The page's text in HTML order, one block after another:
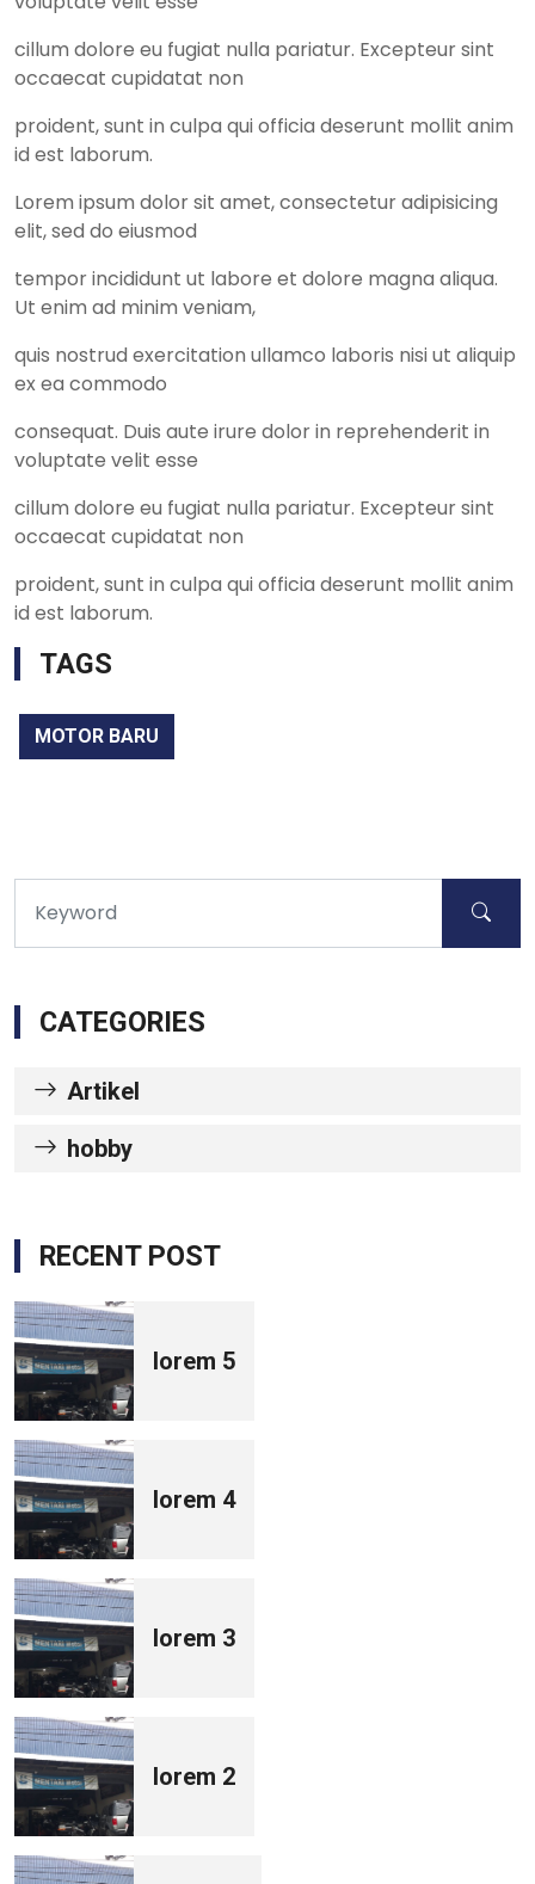
cillum dolore eu fugiat nulla pariatur. Excepteur sint
occaecat cupidatat non
proident, sunt in culpa qui officia deserunt mollit anim
id est laborum.
Lorem ipsum dolor sit amet, consectetur adipisicing
elit, sed do eiusmod
tempor incididunt ut labore et dolore magna aliqua.
Ut enim ad minim veniam,
quis nostrud exercitation ullamco laboris nisi ut aliquip
ex ea commodo
consequat. Duis aute irure dolor in reprehenderit in
voluptate velit esse
cillum dolore eu fugiat nulla pariatur. Excepteur sint
occaecat cupidatat non
proident, sunt in culpa qui officia deserunt mollit anim
id est laborum.
TAGS
MOTOR BARU
CATEGORIES
Artikel
hobby
RECENT POST
lorem 5
lorem 4
lorem 3
lorem 2